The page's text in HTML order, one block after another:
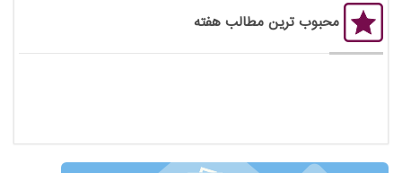
محبوب ترین مطالب هفته